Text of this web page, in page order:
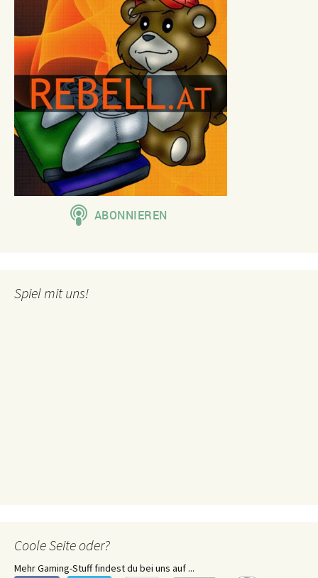
Spiel mit uns!
Coole Seite oder?
Mehr Gaming-Stuff findest du bei uns auf ...